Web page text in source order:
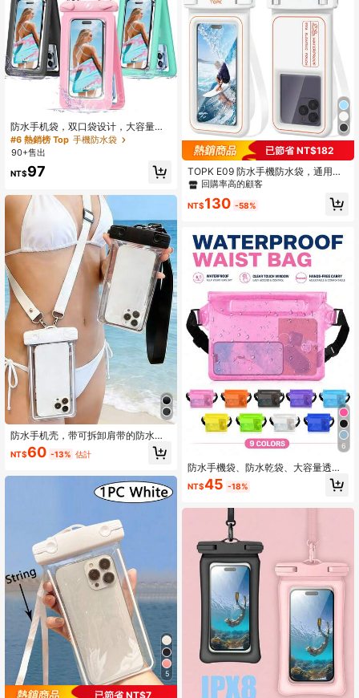
防水手机袋，双口袋设计，大容量，
适合游泳、海滩等户外活动，可收纳
钱包、卡片等物品，防水设计，适合
夏季度假、潜水、游泳、海滩等场
合。
#6 熱銷榜 Top 手機防水袋
90+售出
NT$97
防水手机壳，带可拆卸肩带的防水手
机袋，通用触屏防水保护套，适用于
游泳、潜水、运动、学习用品、沙滩
NT$60 -13% 估計
5
已節省 NT$7
已節省 NT$182
TOPK E09 防水手機防水袋，通用觸
控螢幕防水袋，附可調節掛繩，適用
灘、獨木舟、潛水與戶外活動
回購率高的顧客
NT$130 -58%
6
防水手機袋、防水乾袋、大容量透明
手機收納袋、觸控螢幕手機游泳袋、
戶外運動防水袋、游泳配件
NT$45 -18%